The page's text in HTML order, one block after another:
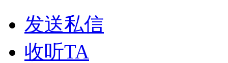
发送私信
收听TA